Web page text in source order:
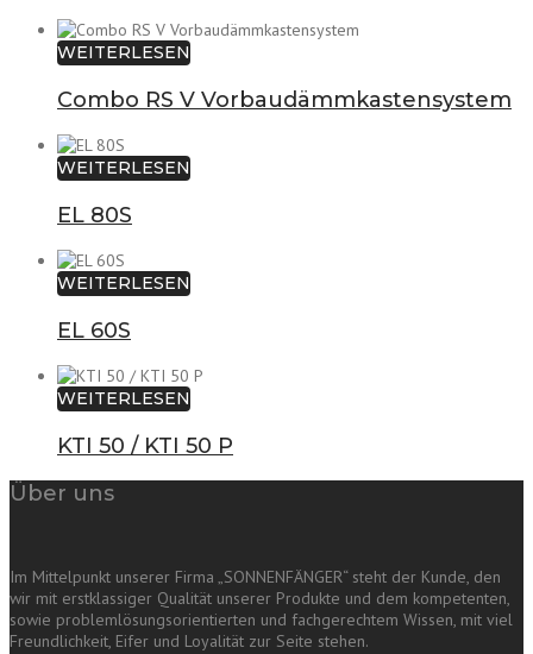
WEITERLESEN
Combo RS V Vorbaudämmkastensystem
WEITERLESEN
EL 80S
WEITERLESEN
EL 60S
WEITERLESEN
KTI 50 / KTI 50 P
Über uns
Im Mittelpunkt unserer Firma „SONNENFÄNGER“ steht der Kunde, den
wir mit erstklassiger Qualität unserer Produkte und dem kompetenten,
sowie problemlösungsorientierten und fachgerechtem Wissen, mit viel
Freundlichkeit, Eifer und Loyalität zur Seite stehen.